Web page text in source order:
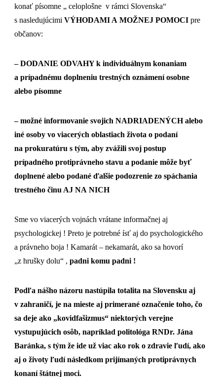
konať písomne „ celoplošne v rámci Slovenska“
s nasledujúcimiVÝHODAMI A MOŽNEJ POMOCI pre
občanov:
– DODANIE ODVAHY k individuálnym konaniam
a prípadnému doplneniu trestných oznámení osobne
alebo písomne
– možné informovanie svojich NADRIADENÝCH alebo
iné osoby vo viacerých oblastiach života o podaní
na prokuratúru s tým, aby zvážili svoj postup
prípadného protiprávneho stavu a podanie môže byť
doplnené alebo podané ďalšie podozrenie zo spáchania
trestného činu AJ NA NICH
Sme vo viacerých vojnách vrátane informačnej aj
psychologickej ! Preto je potrebné ísť aj do psychologického
a právneho boja ! Kamarát – nekamarát, ako sa hovorí
„z hrušky dolu“ ,padni komu padni !
Podľa nášho názoru nastúpila totalita na Slovensku aj
v zahraničí, je na mieste aj primerané označenie toho, čo
sa deje ako „kovidfašizmus“ niektorých verejne
vystupujúcich osôb, napríklad politológa RNDr. Jána
Baránka, s tým že ide už viac ako rok o zdravie ľudí, ako
aj o životy ľudí následkom prijímaných protiprávnych
konaní štátnej moci.